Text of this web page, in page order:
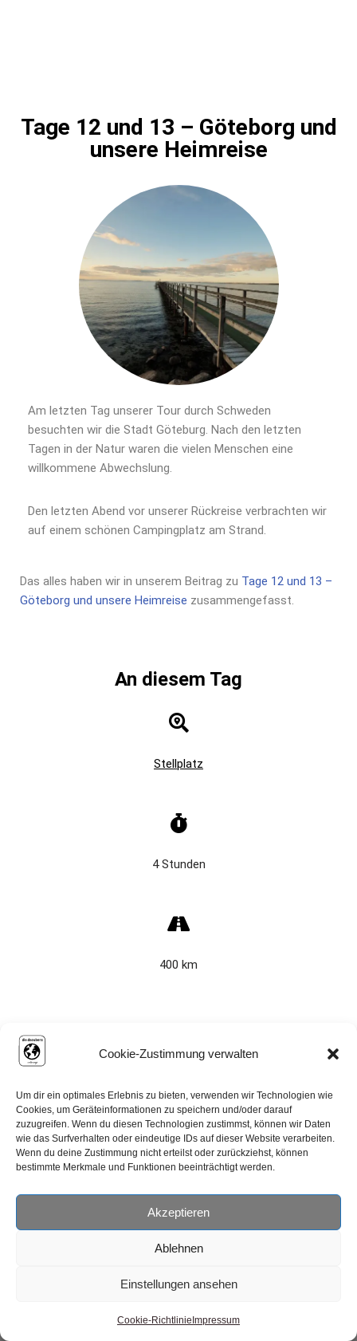
Cookie-Zustimmung verwalten
Um dir ein optimales Erlebnis zu bieten, verwenden wir Technologien wie
Cookies, um Geräteinformationen zu speichern und/oder darauf
zuzugreifen. Wenn du diesen Technologien zustimmst, können wir Daten
wie das Surfverhalten oder eindeutige IDs auf dieser Website verarbeiten.
Wenn du deine Zustimmung nicht erteilst oder zurückziehst, können
bestimmte Merkmale und Funktionen beeinträchtigt werden.
Akzeptieren
Ablehnen
Einstellungen ansehen
Cookie-Richtlinie Impressum
Tage 12 und 13 – Göteborg und
unsere Heimreise
Am letzten Tag unserer Tour durch Schweden
besuchten wir die Stadt Göteburg. Nach den letzten
Tagen in der Natur waren die vielen Menschen eine
willkommene Abwechslung.
Den letzten Abend vor unserer Rückreise verbrachten wir
auf einem schönen Campingplatz am Strand.
Das alles haben wir in unserem Beitrag zu Tage 12 und 13 –
Göteborg und unsere Heimreise zusammengefasst.
An diesem Tag
Stellplatz
4 Stunden
400 km
Corona veränderte unsere Art
zu Reisen.
Willst du mehr erfahren?
gemacht wie wir in Zukunft reisen möchten. Aus diesem